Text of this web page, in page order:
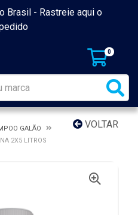
Brasil - Rastreie aqui o
0
VOLTAR
GALÃO
2X5 LITROS